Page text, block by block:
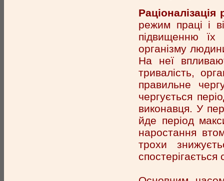
Раціоналізація
режим праці і
підвищенню їх
організму
На неї
тривалість,
правильне
чергується
виконавця. У
йде період
наростання
трохи